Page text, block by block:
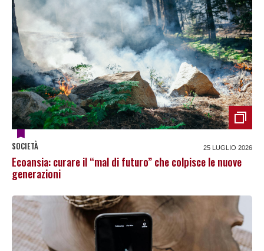
SOCIETÀ 25 LUGLIO 2026
Ecoansia: curare il “mal di futuro” che colpisce le nuove
generazioni